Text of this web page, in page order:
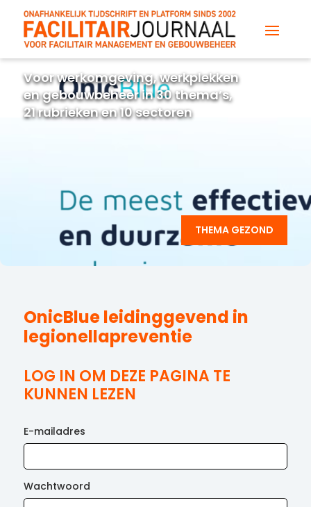
Voor werkomgeving, werkplekken
en gebouwbeheer in 30 thema’s,
21 rubrieken en 10 sectoren
THEMA GEZOND
OnicBlue leidinggevend in
legionellapreventie
LOG IN OM DEZE PAGINA TE
KUNNEN LEZEN
E-mailadres
Wachtwoord